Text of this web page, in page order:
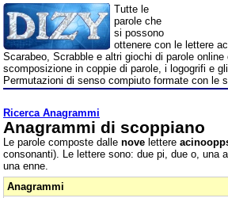
Tutte le
parole che
si possono
ottenere con le lettere
Scarabeo, Scrabble e altri giochi di parole online
scomposizione in coppie di parole, i logogrifi e
Permutazioni di senso compiuto formate con le
Ricerca Anagrammi
Anagrammi di scoppiano
Le parole composte dalle nove lettere
consonanti). Le lettere sono: due pi, due o, una
una enne.
Anagrammi